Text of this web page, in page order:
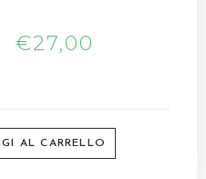
€27,00
AL CARRELLO